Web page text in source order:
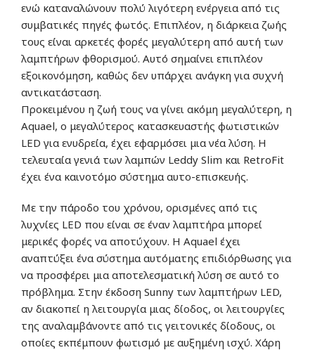
ενώ καταναλώνουν πολύ λιγότερη ενέργεια από τις
συμβατικές πηγές φωτός. Επιπλέον, η διάρκεια ζωής
τους είναι αρκετές φορές μεγαλύτερη από αυτή των
λαμπτήρων φθορισμού. Αυτό σημαίνει επιπλέον
εξοικονόμηση, καθώς δεν υπάρχει ανάγκη για συχνή
αντικατάσταση.
Προκειμένου η ζωή τους να γίνει ακόμη μεγαλύτερη, η
Aquael, ο μεγαλύτερος κατασκευαστής φωτιστικών
LED για ενυδρεία, έχει εφαρμόσει μια νέα λύση. Η
τελευταία γενιά των λαμπών Leddy Slim και RetroFit
έχει ένα καινοτόμο σύστημα αυτο-επισκευής.
Με την πάροδο του χρόνου, ορισμένες από τις
λυχνίες LED που είναι σε έναν λαμπτήρα μπορεί
μερικές φορές να αποτύχουν. Η Aquael έχει
αναπτύξει ένα σύστημα αυτόματης επιδιόρθωσης για
να προσφέρει μια αποτελεσματική λύση σε αυτό το
πρόβλημα. Στην έκδοση Sunny των λαμπτήρων LED,
αν διακοπεί η λειτουργία μιας δίοδος, οι λειτουργίες
της αναλαμβάνοντε από τις γειτονικές δίοδους, οι
οποίες εκπέμπουν φωτισμό με αυξημένη ισχύ. Χάρη